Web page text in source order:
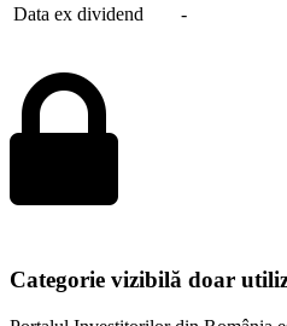
Data ex dividend -
Categorie vizibilă doar